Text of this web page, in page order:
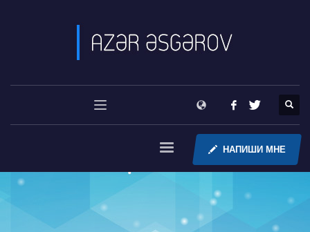
НАПИШИ МНЕ